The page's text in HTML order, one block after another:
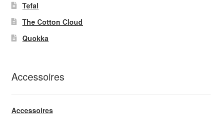
Tefal
The Cotton Cloud
Quokka
Accessoires
Accessoires